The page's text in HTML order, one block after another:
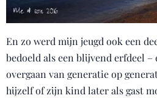
En zo werd mijn jeugd ook een
bedoeld als een blijvend erfdeel –
overgaan van generatie op
hijzelf of zijn kind later als gast